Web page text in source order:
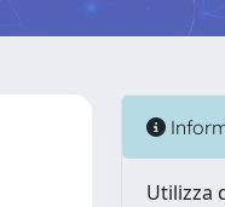
Utilizza